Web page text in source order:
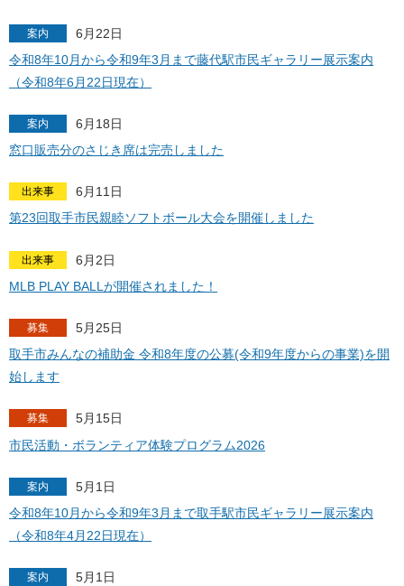
案内
6月22日
令和8年10月から令和9年3月まで藤代駅市民ギャラリー展示案内
（令和8年6月22日現在）
案内
6月18日
窓口販売分のさじき席は完売しました
出来事
6月11日
第23回取手市民親睦ソフトボール大会を開催しました
出来事
6月2日
MLB PLAY BALLが開催されました！
募集
5月25日
取手市みんなの補助金 令和8年度の公募(令和9年度からの事業)を開
始します
募集
5月15日
市民活動・ボランティア体験プログラム2026
案内
5月1日
令和8年10月から令和9年3月まで取手駅市民ギャラリー展示案内
（令和8年4月22日現在）
案内 5月1日